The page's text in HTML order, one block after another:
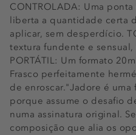
CONTROLADA: Uma
liberta a quantidade certa
aplicar, sem desperdício.
textura fundente e sensual,
PORTÁTIL: Um formato
Frasco perfeitamente
de enroscar."Jadore é
porque assume o desafio
numa assinatura original.
composição que alia os